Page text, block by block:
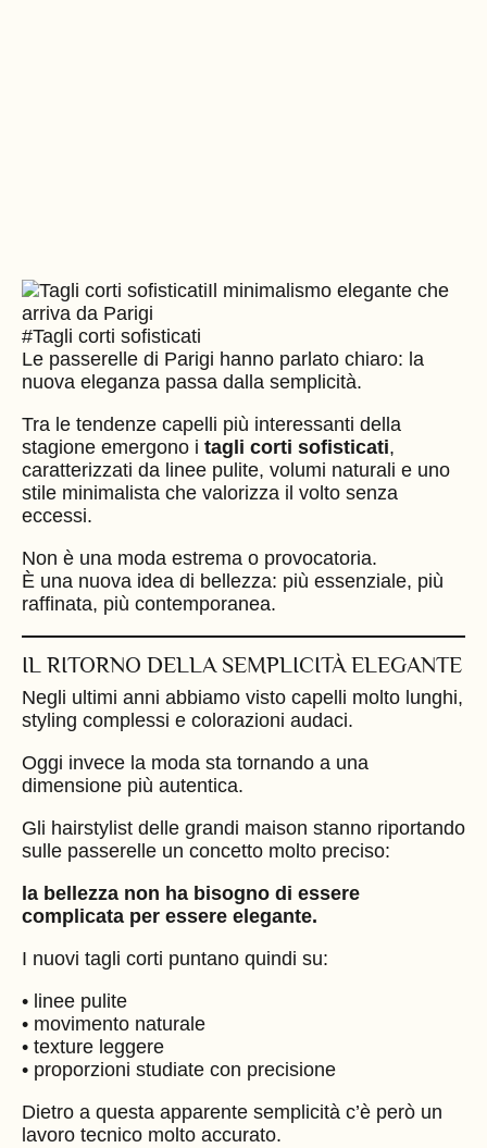
#Tagli corti sofisticati
Le passerelle di Parigi hanno parlato chiaro: la
nuova eleganza passa dalla semplicità.
Tra le tendenze capelli più interessanti della
stagione emergono i tagli corti sofisticati,
caratterizzati da linee pulite, volumi naturali e uno
stile minimalista che valorizza il volto senza
eccessi.
Non è una moda estrema o provocatoria.
È una nuova idea di bellezza: più essenziale, più
raffinata, più contemporanea.
IL RITORNO DELLA SEMPLICITÀ ELEGANTE
Negli ultimi anni abbiamo visto capelli molto lunghi,
styling complessi e colorazioni audaci.
Oggi invece la moda sta tornando a una
dimensione più autentica.
Gli hairstylist delle grandi maison stanno riportando
sulle passerelle un concetto molto preciso:
la bellezza non ha bisogno di essere
complicata per essere elegante.
I nuovi tagli corti puntano quindi su:
• linee pulite
• movimento naturale
• texture leggere
• proporzioni studiate con precisione
Dietro a questa apparente semplicità c’è però un
lavoro tecnico molto accurato.